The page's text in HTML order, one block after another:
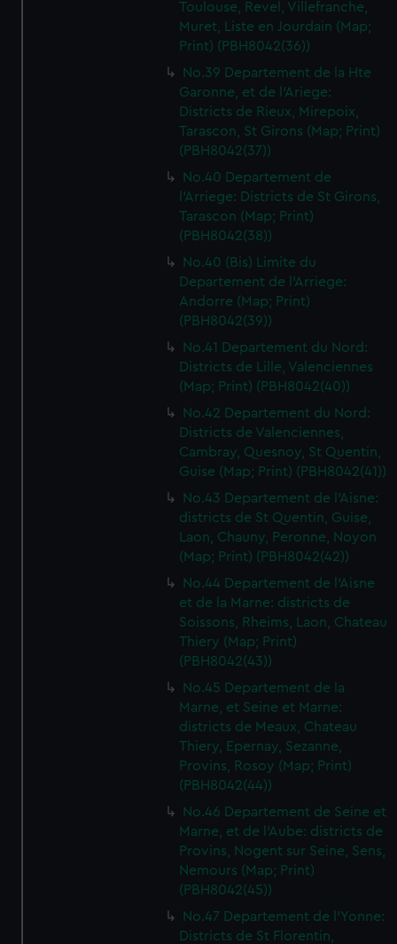
Toulouse, Revel, Villefranche,
Muret, Liste en Jourdain (Map;
Print) (PBH8042(36))
No.39 Departement de la Hte
Garonne, et de l'Ariege:
Districts de Rieux, Mirepoix,
Tarascon, St Girons (Map; Print)
(PBH8042(37))
No.40 Departement de
l'Arriege: Districts de St Girons,
Tarascon (Map; Print)
(PBH8042(38))
No.40 (Bis) Limite du
Departement de l'Arriege:
Andorre (Map; Print)
(PBH8042(39))
No.41 Departement du Nord:
Districts de Lille, Valenciennes
(Map; Print) (PBH8042(40))
No.42 Departement du Nord:
Districts de Valenciennes,
Cambray, Quesnoy, St Quentin,
Guise (Map; Print) (PBH8042(41))
No.43 Departement de l'Aisne:
districts de St Quentin, Guise,
Laon, Chauny, Peronne, Noyon
(Map; Print) (PBH8042(42))
No.44 Departement de l'Aisne
et de la Marne: districts de
Soissons, Rheims, Laon, Chateau
Thiery (Map; Print)
(PBH8042(43))
No.45 Departement de la
Marne, et Seine et Marne:
districts de Meaux, Chateau
Thiery, Epernay, Sezanne,
Provins, Rosoy (Map; Print)
(PBH8042(44))
No.46 Departement de Seine et
Marne, et de l'Aube: districts de
Provins, Nogent sur Seine, Sens,
Nemours (Map; Print)
(PBH8042(45))
No.47 Departement de l'Yonne:
Districts de St Florentin,